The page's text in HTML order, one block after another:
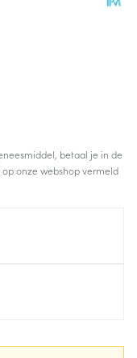
betaal je in de
onze webshop vermeld